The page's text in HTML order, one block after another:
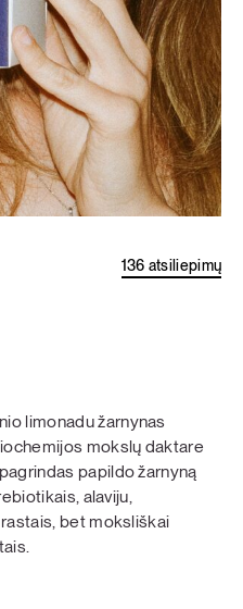
136 atsiliepimų
limonadu žarnynas
mokslų daktare
papildo žarnyną
alaviju,
bet moksliškai